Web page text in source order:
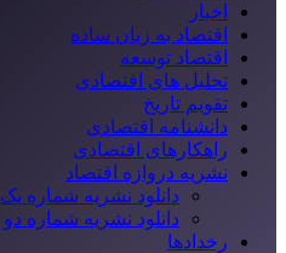
اخبار
اقتصاد به زبان ساده
اقتصاد توسعه
تحلیل های اقتصادی
تقویم تاریخ
دانشنامه اقتصادی
راهکارهای اقتصادی
نشریه دروازه اقتصاد
دانلود نشریه شماره یک
دانلود نشریه شماره دو
رخدادها